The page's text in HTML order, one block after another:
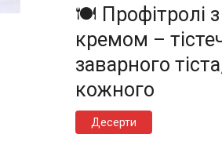
🍽️ Профітролі
кремом –
заварного
кожного
Десерти